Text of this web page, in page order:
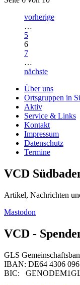
vorherige
…
5
6
7
…
nächste
Über uns
Ortsgruppen in
Aktiv
Service & Links
Kontakt
Impressum
Datenschutz
Termine
VCD
Artikel, Nachrichten
Mastodon
VCD -
GLS
IBAN: DE64 4306
BIC: